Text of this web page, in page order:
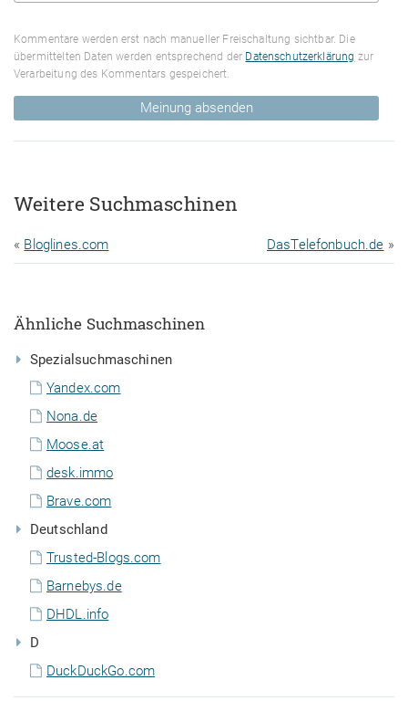
Kommentare werden erst nach manueller Freischaltung sichtbar. Die
übermittelten Daten werden entsprechend der Datenschutzerklärung zur
Verarbeitung des Kommentars gespeichert.
Meinung absenden
Weitere Suchmaschinen
« Bloglines.com DasTelefonbuch.de »
Ähnliche Suchmaschinen
Spezialsuchmaschinen
Yandex.com
Nona.de
Moose.at
desk.immo
Brave.com
Deutschland
Trusted-Blogs.com
Barnebys.de
DHDL.info
D
DuckDuckGo.com